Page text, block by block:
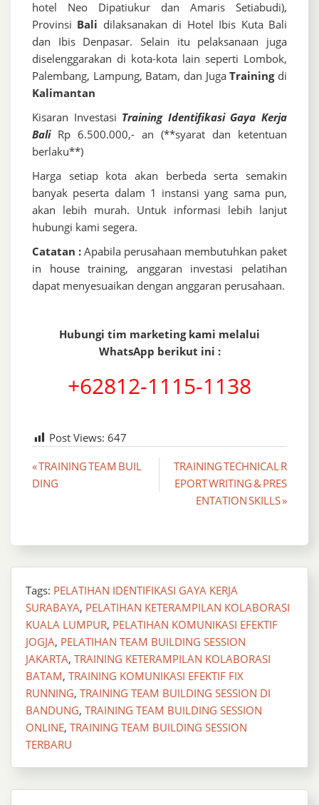
hotel Neo Dipatiukur dan Amaris Setiabudi),
Provinsi Bali dilaksanakan di Hotel Ibis Kuta Bali
dan Ibis Denpasar. Selain itu pelaksanaan juga
diselenggarakan di kota-kota lain seperti Lombok,
Palembang, Lampung, Batam, dan JugaTrainingdi
Kalimantan
Kisaran Investasi Training Identifikasi Gaya Kerja
Bali Rp 6.500.000,- an (**syarat dan ketentuan
berlaku**)
Harga setiap kota akan berbeda serta semakin
banyak peserta dalam 1 instansi yang sama pun,
akan lebih murah. Untuk informasi lebih lanjut
hubungi kami segera.
Catatan : Apabila perusahaan membutuhkan paket
in house training, anggaran investasi pelatihan
dapat menyesuaikan dengan anggaran perusahaan.
Hubungi tim marketing kami melalui
WhatsApp berikut ini :
+62812-1115-1138
Post Views: 647
Post
navigation
« TRAINING TEAM BUIL
DING
TRAINING TECHNICAL R
EPORT WRITING & PRES
ENTATION SKILLS »
Tags: PELATIHAN IDENTIFIKASI GAYA KERJA
SURABAYA, PELATIHAN KETERAMPILAN KOLABORASI
KUALA LUMPUR, PELATIHAN KOMUNIKASI EFEKTIF
JOGJA, PELATIHAN TEAM BUILDING SESSION
JAKARTA, TRAINING KETERAMPILAN KOLABORASI
BATAM, TRAINING KOMUNIKASI EFEKTIF FIX
RUNNING, TRAINING TEAM BUILDING SESSION DI
BANDUNG, TRAINING TEAM BUILDING SESSION
ONLINE, TRAINING TEAM BUILDING SESSION
TERBARU